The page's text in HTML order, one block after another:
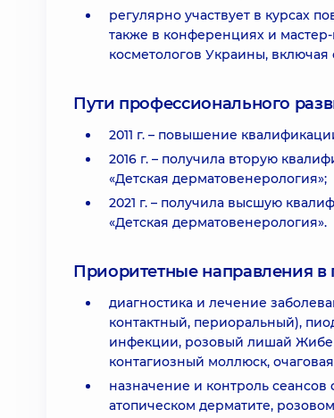
регулярно участвует в курсах
также в конференциях и
косметологов Украины,
Пути профессионального
2011 г. – повышение
2016 г. – получила вторую
«Детская дерматовенерология»;
2021 г. – получила высшую
«Детская дерматовенерология».
Приоритетные направления в
диагностика и лечение
контактный, периоральный),
инфекции, розовый лишай
контагиозный моллюск,
назначение и контроль сеансов
атопическом дерматите,